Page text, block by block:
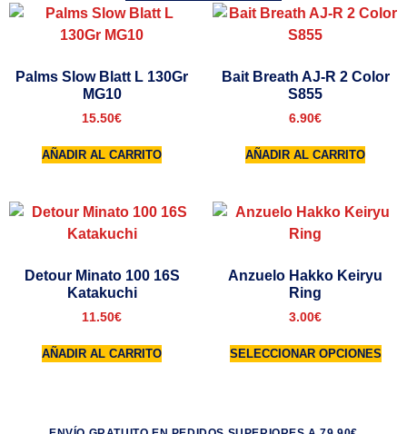
Palms Slow Blatt L 130Gr
MG10
15.50€
AÑADIR AL CARRITO
Bait Breath AJ-R 2 Color
S855
6.90€
AÑADIR AL CARRITO
Detour Minato 100 16S
Katakuchi
11.50€
AÑADIR AL CARRITO
Anzuelo Hakko Keiryu
Ring
3.00€
SELECCIONAR OPCIONES